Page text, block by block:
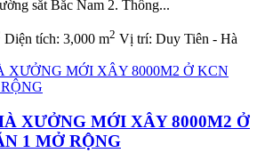
sắt Bắc Nam 2. Thông...
Diện tích: 3,000 m2 Vị trí: Duy Tiên - Hà
XƯỞNG MỚI XÂY 8000M2 Ở
1 MỞ RỘNG